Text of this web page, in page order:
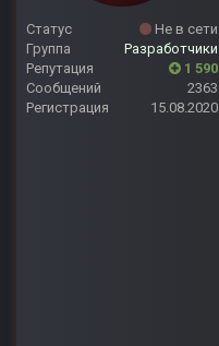
Статус
Не в сети
Группа
Разработчики
Репутация
1 590
Сообщений
2363
Регистрация
15.08.2020